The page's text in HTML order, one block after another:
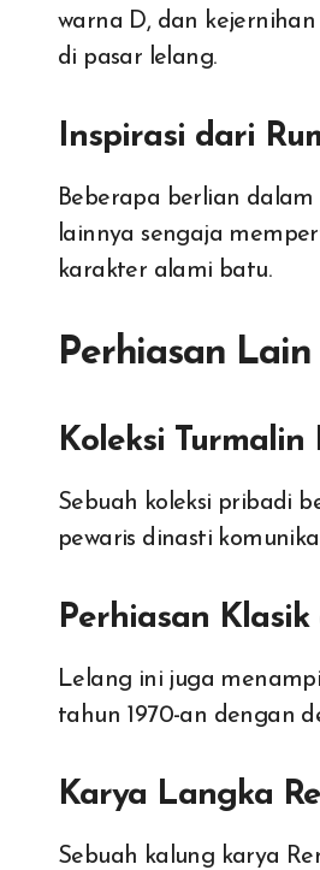
warna D, dan
di pasar lelang.
Inspirasi dari
Beberapa berlian dalam
lainnya sengaja
karakter alami batu.
Perhiasan
Koleksi
Sebuah koleksi pribadi
pewaris dinasti
Perhiasan
Lelang ini juga
tahun 1970-an dengan
Karya Langka
Sebuah kalung karya